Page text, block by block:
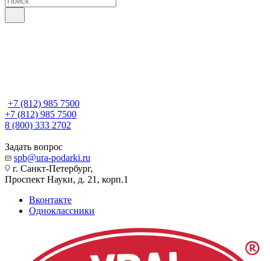
+7 (812) 985 7500
+7 (812) 985 7500
8 (800) 333 2702
Задать вопрос
spb@ura-podarki.ru
г. Санкт-Петербург,
Проспект Науки, д. 21, корп.1
Вконтакте
Одноклассники